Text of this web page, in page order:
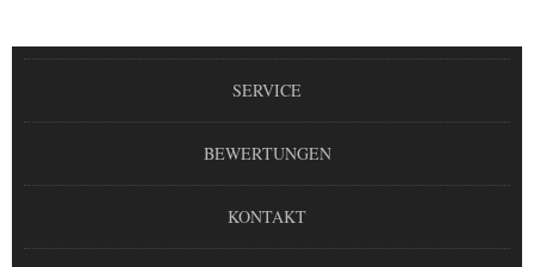
SERVICE
BEWERTUNGEN
KONTAKT